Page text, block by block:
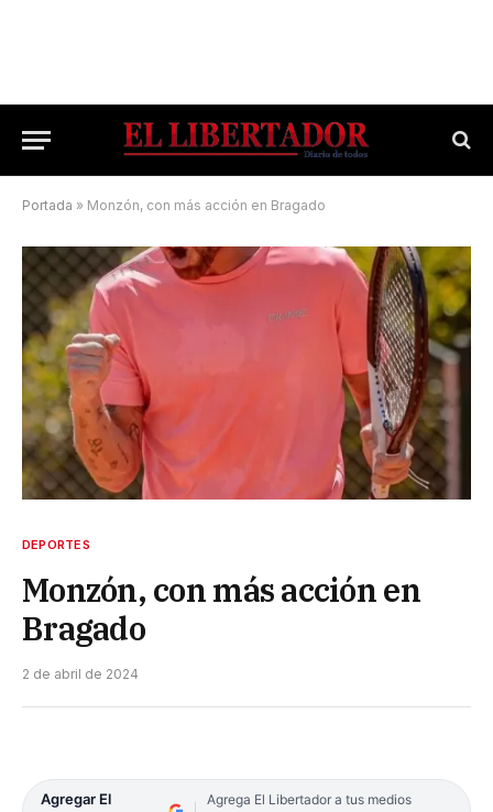
Portada » Monzón, con más acción en Bragado
DEPORTES
Monzón, con más acción en
Bragado
2 de abril de 2024
Agregar El
Agrega El Libertador a tus medios